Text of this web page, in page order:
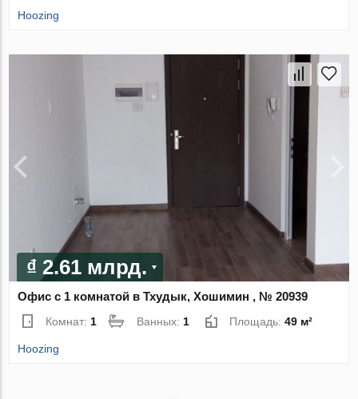
Hoozing
₫ 2.61 млрд.
Офис с 1 комнатой в Тхудык, Хошимин , № 20939
Комнат: 1 Ванных: 1 Площадь:49 м²
Hoozing